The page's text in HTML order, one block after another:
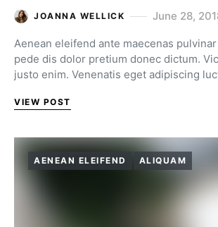
JOANNA WELLICK June 28,
Aenean eleifend ante maecenas
pede dis dolor pretium donec dictum.
justo enim. Venenatis eget adipiscing
VIEW POST
AENEAN ELEIFEND ALIQUAM